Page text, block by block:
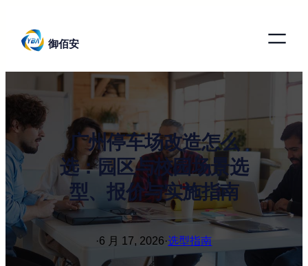
御佰安
广州停车场改造怎么
选：园区与校园场景选
型、报价与实施指南
·6 月 17, 2026·选型指南